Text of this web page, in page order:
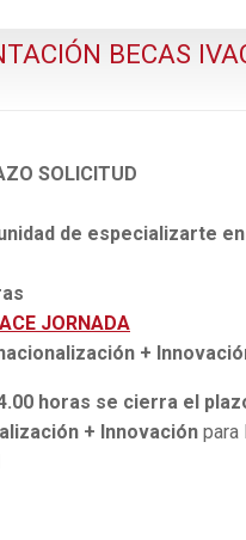
BECAS
SOLICITUD
de especializarte
JORNADA
+
horas se cierra el
+ Innovación para